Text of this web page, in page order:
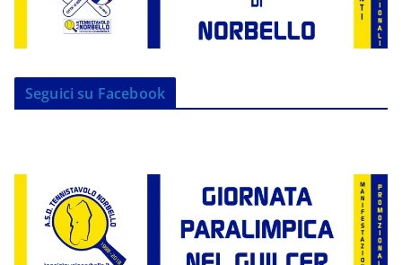
Seguici su Facebook